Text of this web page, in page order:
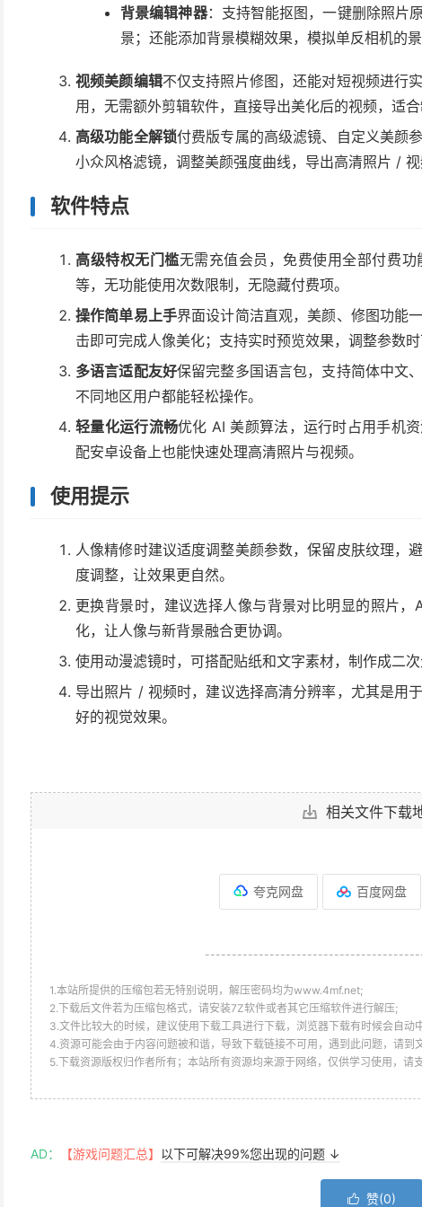
背景编辑神器：支持智能抠图，一键删除照片
景；还能添加背景模糊效果，模拟单反相机的景
视频美颜编辑不仅支持照片修图，还能对短视频进行
用，无需额外剪辑软件，直接导出美化后的视频，适
高级功能全解锁付费版专属的高级滤镜、自定义美颜
小众风格滤镜，调整美颜强度曲线，导出高清照片 /
软件特点
高级特权无门槛无需充值会员，免费使用全部付费
等，无功能使用次数限制，无隐藏付费项。
操作简单易上手界面设计简洁直观，美颜、修图功能
击即可完成人像美化；支持实时预览效果，调整参数时
多语言适配友好保留完整多国语言包，支持简体中文
不同地区用户都能轻松操作。
轻量化运行流畅优化 AI 美颜算法，运行时占用手机
配安卓设备上也能快速处理高清照片与视频。
使用提示
人像精修时建议适度调整美颜参数，保留皮肤纹理，
度调整，让效果更自然。
更换背景时，建议选择人像与背景对比明显的照片
化，让人像与新背景融合更协调。
使用动漫滤镜时，可搭配贴纸和文字素材，制作成二
导出照片 / 视频时，建议选择高清分辨率，尤其是用
好的视觉效果。
相关文件下载
夸克网盘 百度网盘
1.本站所提供的压缩包若无特别说明，解压密码均为www.4mf.net;
2.下载后文件若为压缩包格式，请安装7Z软件或者其它压缩软件进行解压;
3.文件比较大的时候，建议使用下载工具进行下载，浏览器下载有时候会自动
4.资源可能会由于内容问题被和谐，导致下载链接不可用，遇到此问题，请到
5.下载资源版权归作者所有；本站所有资源均来源于网络，仅供学习使用，请
AD： 【游戏问题汇总】 以下可解决99%您出现的问题 ↓
 赞(0)